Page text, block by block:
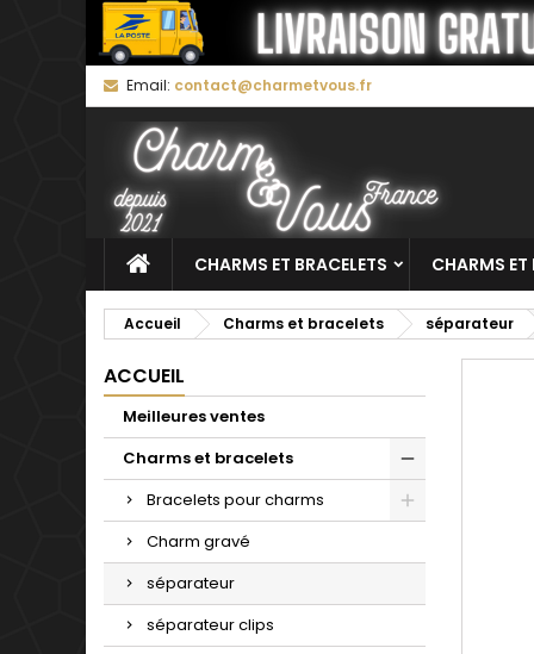
Email: contact@charmetvous.fr
CHARMS ET BRACELETS CHARMS ET
Accueil Charms et bracelets séparateur
ACCUEIL
Meilleures ventes
Charms et bracelets
Bracelets pour charms
Charm gravé
séparateur
séparateur clips